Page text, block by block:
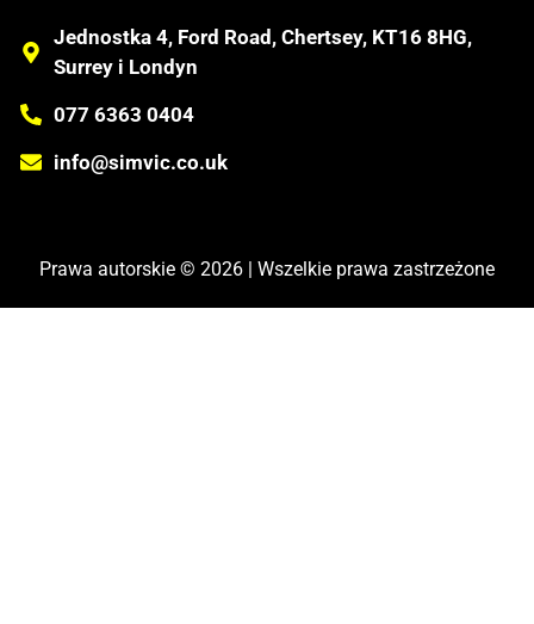
Jednostka 4, Ford Road, Chertsey, KT16 8HG,
Surrey i Londyn
077 6363 0404
info@simvic.co.uk
Prawa autorskie © 2026 | Wszelkie prawa zastrzeżone